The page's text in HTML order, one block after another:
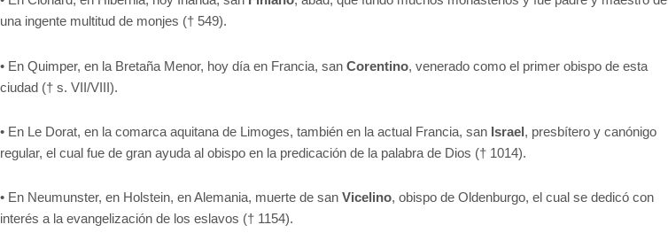
una ingente multitud de monjes († 549).
• En Quimper, en la Bretaña Menor, hoy día en Francia, san Corentino, venerado como el primer obispo de esta
ciudad († s. VII/VIII).
• En Le Dorat, en la comarca aquitana de Limoges, también en la actual Francia, san Israel, presbítero y canónigo
regular, el cual fue de gran ayuda al obispo en la predicación de la palabra de Dios († 1014).
• En Neumunster, en Holstein, en Alemania, muerte de san Vicelino, obispo de Oldenburgo, el cual se dedicó con
interés a la evangelización de los eslavos († 1154).